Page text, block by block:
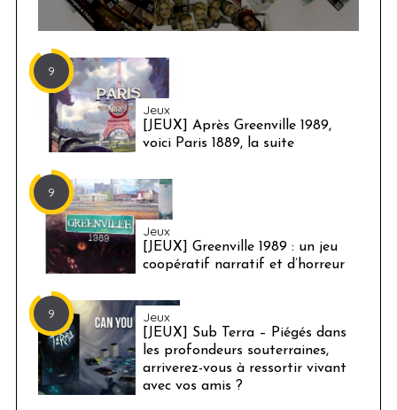
9
Jeux
[JEUX] Après Greenville 1989,
voici Paris 1889, la suite
9
Jeux
[JEUX] Greenville 1989 : un jeu
coopératif narratif et d’horreur
9 Jeux
[JEUX] Sub Terra – Piégés dans
les profondeurs souterraines,
arriverez-vous à ressortir vivant
avec vos amis ?